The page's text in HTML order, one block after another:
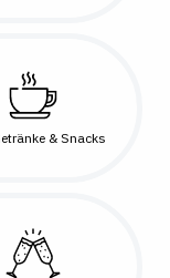
& Snacks